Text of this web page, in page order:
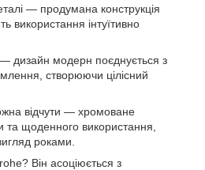
— продумана конструкція
використання інтуїтивно
— дизайн модерн поєднується з
створюючи цілісний
відчути — хромоване
та щоденного використання,
роками.
Він асоціюється з